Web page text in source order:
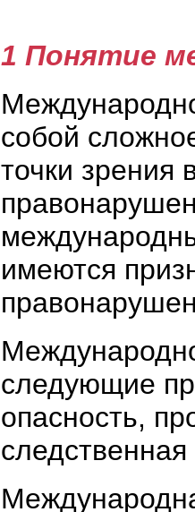
1 Понятие
собой
точки зрения
имеются
следующие
опасность,